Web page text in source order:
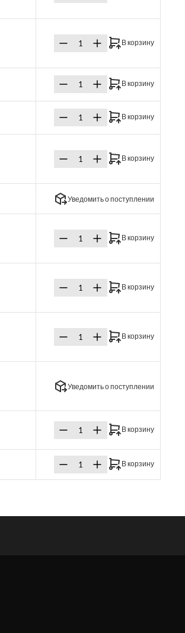
В корзину
В корзину
В корзину
В корзину
Уведомить о поступлении
В корзину
В корзину
В корзину
Уведомить о поступлении
В корзину
В корзину